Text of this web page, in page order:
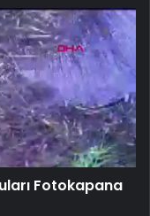
Fotokapana